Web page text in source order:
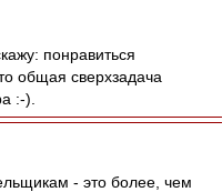
понравиться
общая сверхзадача
:-).
- это более, чем